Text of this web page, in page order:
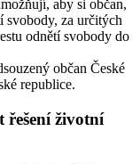
aby si občan,
svobody, za určitých
odnětí svobody do
občan České
republice.
řešení životní